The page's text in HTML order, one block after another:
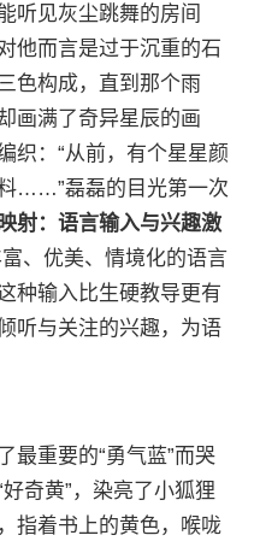
听见灰尘跳舞的房间
他而言是过于沉重的石
色构成，直到那个雨
画满了奇异星辰的画
织：“从前，有个星星颜
……”磊磊的目光第一次
映射：语言输入与兴趣激
、优美、情境化的语言
种输入比生硬教导更有
听与关注的兴趣，为语
最重要的“勇气蓝”而哭
奇黄”，染亮了小狐狸
指着书上的黄色，喉咙